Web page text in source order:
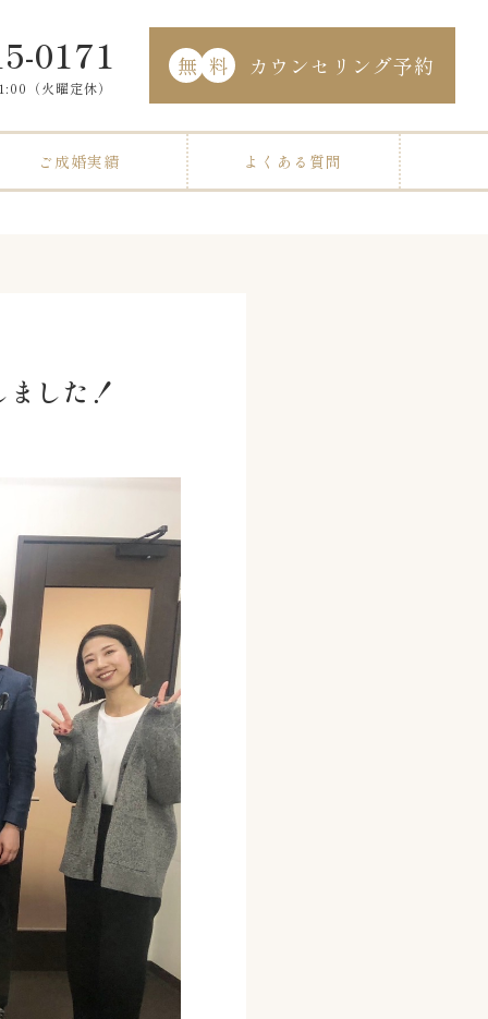
0171
（火曜定休）
カウンセリング予約
無 料
ご成婚実績 よくある質問
した！